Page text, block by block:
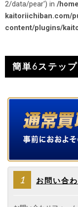
2/data/pear') in /
kaitoriichiban.com/
content/plugins/
簡単6ステッ
1 お問い合